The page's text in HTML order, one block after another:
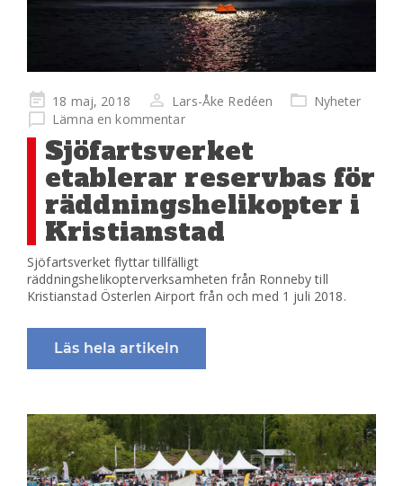
Publicerad
på
18 maj, 2018 Lars-Åke Redéen
Nyheter
Lämna en kommentar
Sjöfartsverket
etablerar reservbas för
räddningshelikopter i
Kristianstad
Sjöfartsverket flyttar tillfälligt
räddningshelikopterverksamheten från Ronneby till
Kristianstad Österlen Airport från och med 1 juli 2018.
Läs hela artikeln